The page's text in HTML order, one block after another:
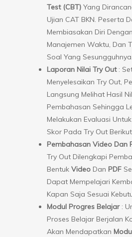
Test (CBT) Yang
Ujian CAT BKN. Peserta
Membiasakan Diri
Manajemen Waktu, Dan
Soal Yang Sesungguhnya.
Laporan Nilai Try Out:
Menyelesaikan Try Out,
Langsung Melihat Hasil
Pembahasan Sehingga
Melakukan Evaluasi
Skor Pada Try Out
Pembahasan Video Dan
Try Out Dilengkapi
Bentuk Video Dan PDF
Dapat Mempelajari
Kapan Saja Sesuai
Modul Progres Belajar:
Proses Belajar Berjalan
Akan Mendapatkan